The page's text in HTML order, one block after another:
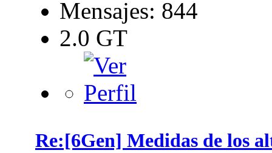
Mensajes: 844
2.0 GT
Re:[6Gen] Medidas de los